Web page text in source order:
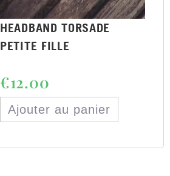
HEADBAND TORSADE
PETITE FILLE
€12.00
Ajouter au panier